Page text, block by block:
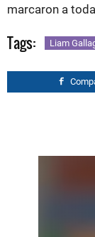
marcaron a
Tags: Liam